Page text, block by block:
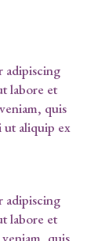
adipiscing
labore et
quis
ut aliquip ex
adipiscing
labore et